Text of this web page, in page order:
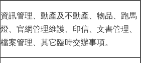
資訊管理、動產及不動產、物品、跑馬
燈、官網管理維護、印信、文書管理、
檔案管理、其它臨時交辦事項。